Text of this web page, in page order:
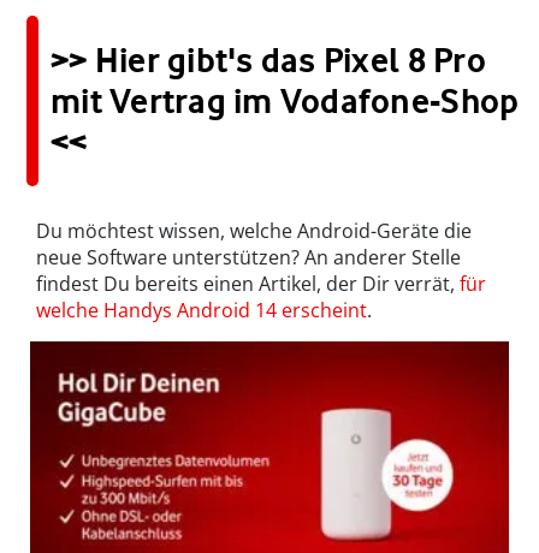
>> Hier gibt's das Pixel 8 Pro
mit Vertrag im Vodafone-Shop
<<
Du möchtest wissen, welche Android-Geräte die
neue Software unterstützen? An anderer Stelle
findest Du bereits einen Artikel, der Dir verrät, für
welche Handys Android 14 erscheint.